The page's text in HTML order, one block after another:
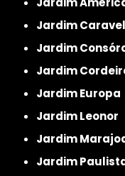
Jardim
Jardim
Jardim
Jardim Europa
Jardim Leonor
Jardim
Jardim